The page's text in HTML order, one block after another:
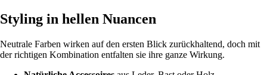
Styling in hellen Nuancen
Neutrale Farben wirken auf den ersten Blick zurückhaltend, doch mit
der richtigen Kombination entfalten sie ihre ganze Wirkung.